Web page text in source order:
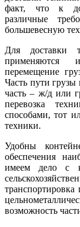
факт, что к
различные
большевесную
Для доставки
применяются
перемещение
Часть пути
часть – ж/д или
перевозка
способами, тот
техники.
Удобны
обеспечения
имеем дело с
возможность